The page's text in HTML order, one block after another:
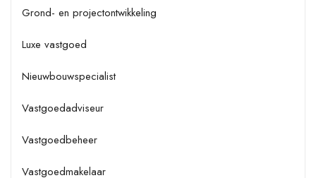
Grond- en projectontwikkeling
Luxe vastgoed
Nieuwbouwspecialist
Vastgoedadviseur
Vastgoedbeheer
Vastgoedmakelaar